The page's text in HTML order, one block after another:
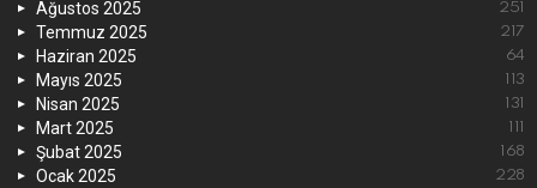
Ağustos 2025 251
Temmuz 2025 217
Haziran 2025 64
Mayıs 2025 113
Nisan 2025 131
Mart 2025
Şubat 2025 168
Ocak 2025 228